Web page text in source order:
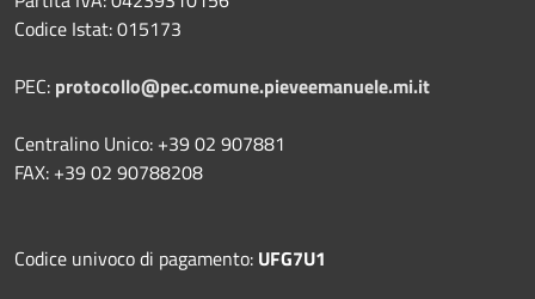
Codice Istat: 015173
PEC: protocollo@pec.comune.pieveemanuele.mi.it
Centralino Unico: +39 02 907881
FAX: +39 02 90788208
Codice univoco di pagamento: UFG7U1